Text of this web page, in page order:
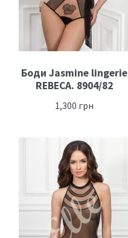
Боди Jasmine lingerie
REBECA. 8904/82
1,300 грн